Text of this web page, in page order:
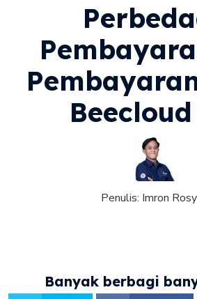
Penulis: Imron
Banyak berbagi